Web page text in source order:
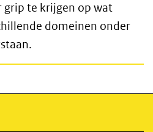
grip te krijgen op wat
domeinen onder